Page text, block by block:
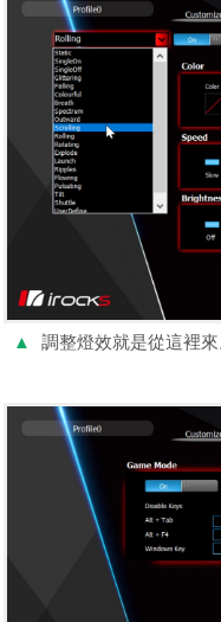
▲ 調整燈效就是從這裡來